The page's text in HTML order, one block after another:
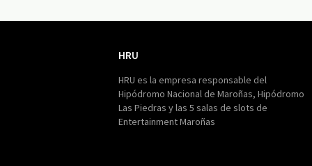
HRU
HRU es la empresa responsable del
Hipódromo Nacional de Maroñas, Hipódromo
Las Piedras y las 5 salas de slots de
Entertainment Maroñas